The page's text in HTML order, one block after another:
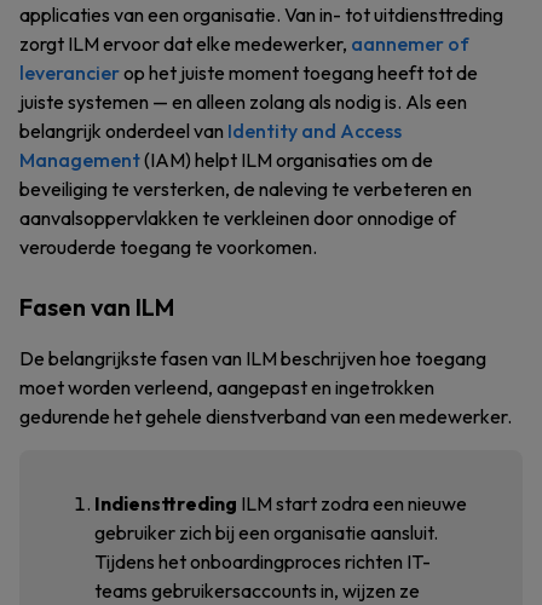
applicaties van een organisatie. Van in- tot uitdiensttreding
zorgt ILM ervoor dat elke medewerker, aannemer of
leverancierop het juiste moment toegang heeft tot de
juiste systemen — en alleen zolang als nodig is. Als een
belangrijk onderdeel van Identity and Access
Management(IAM) helpt ILM organisaties om de
beveiliging te versterken, de naleving te verbeteren en
aanvalsoppervlakken te verkleinen door onnodige of
verouderde toegang te voorkomen.
Fasen van ILM
De belangrijkste fasen van ILM beschrijven hoe toegang
moet worden verleend, aangepast en ingetrokken
gedurende het gehele dienstverband van een medewerker.
Indiensttreding ILM start zodra een nieuwe
gebruiker zich bij een organisatie aansluit.
Tijdens het onboardingproces richten IT-
teams gebruikersaccounts in, wijzen ze